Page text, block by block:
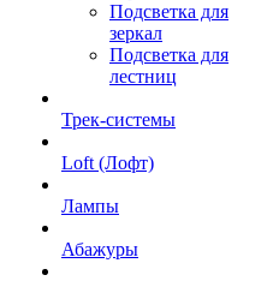
Подсветка для
зеркал
Подсветка для
лестниц
Трек-системы
Loft (Лофт)
Лампы
Абажуры